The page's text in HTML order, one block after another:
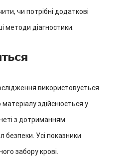
чи потрібні додаткові
методи діагностики.
використовується
здійснюється у
з дотриманням
безпеки. Усі показники
забору крові.